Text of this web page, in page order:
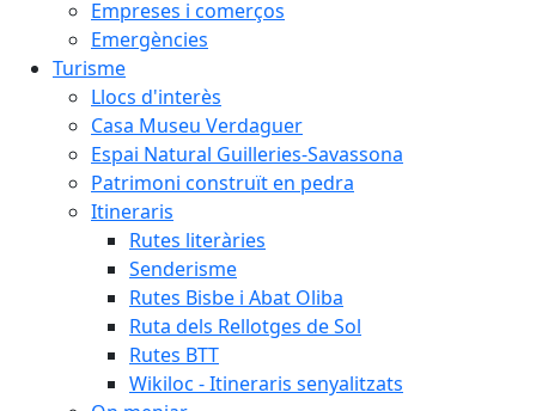
Empreses i comerços
Emergències
Turisme
Llocs d'interès
Casa Museu Verdaguer
Espai Natural Guilleries-Savassona
Patrimoni construït en pedra
Itineraris
Rutes literàries
Senderisme
Rutes Bisbe i Abat Oliba
Ruta dels Rellotges de Sol
Rutes BTT
Wikiloc - Itineraris senyalitzats